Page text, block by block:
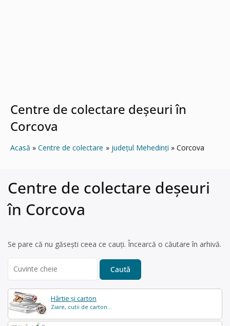
Centre de colectare deșeuri în
Corcova
Acasă Centre de colectare județul Mehedinți Corcova
Hârtie și carton
Ziare, cutii de carton...
Centre de colectare deșeuri
în Corcova
Se pare că nu găsești ceea ce cauți. Încearcă o căutare în arhivă.
for: